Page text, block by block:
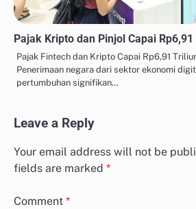
Pajak Kripto dan Pinjol Capai
Pajak Fintech dan Kripto Capai Rp6,91
Penerimaan negara dari sektor ekonomi
pertumbuhan signifikan…
Leave a Reply
Your email address will not be
fields are marked *
Comment *